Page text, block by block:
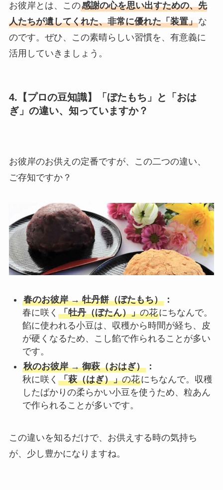
お彼岸とは、この感謝の心を思い出すための、先
人たちが遺してくれた、非常に優れた「装置」な
のです。ぜひ、この素晴らしい習慣を、有意義に
活用していきましょう。
4.【プロの豆知識】「ぼたもち」と「おは
ぎ」の違い、知っていますか？
お彼岸のお供えの定番ですが、この二つの違い、
ご存知ですか？
春のお彼岸 → 牡丹餅（ぼたもち）：
春に咲く 「牡丹（ぼたん）」の花にちなんで。
餡に使われる小豆は、収穫から時間が経ち、皮
が硬くなるため、こし餡で作られることが多い
です。
秋のお彼岸 → 御萩（おはぎ）：
秋に咲く 「萩（はぎ）」の花にちなんで。収穫
したばかりの柔らかい小豆を使うため、粒あん
で作られることが多いです。
この違いを知るだけで、お供えする時の気持ち
が、少し豊かになりますね。